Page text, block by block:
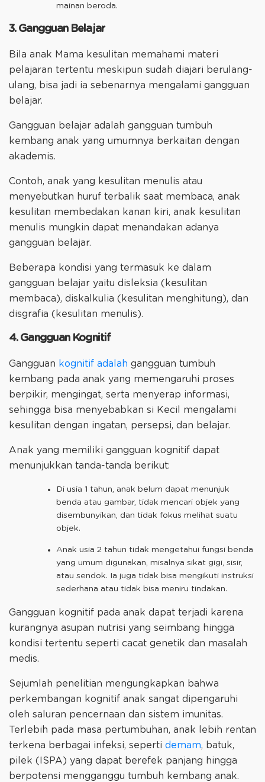
mainan beroda.
3. Gangguan Belajar
Bila anak Mama kesulitan memahami materi
pelajaran tertentu meskipun sudah diajari berulang-
ulang, bisa jadi ia sebenarnya mengalami gangguan
belajar.
Gangguan belajar adalah gangguan tumbuh
kembang anak yang umumnya berkaitan dengan
akademis.
Contoh, anak yang kesulitan menulis atau
menyebutkan huruf terbalik saat membaca, anak
kesulitan membedakan kanan kiri, anak kesulitan
menulis mungkin dapat menandakan adanya
gangguan belajar.
Beberapa kondisi yang termasuk ke dalam
gangguan belajar yaitu disleksia (kesulitan
membaca), diskalkulia (kesulitan menghitung), dan
disgrafia (kesulitan menulis).
4. Gangguan Kognitif
Gangguan kognitif adalah gangguan tumbuh
kembang pada anak yang memengaruhi proses
berpikir, mengingat, serta menyerap informasi,
sehingga bisa menyebabkan si Kecil mengalami
kesulitan dengan ingatan, persepsi, dan belajar.
Anak yang memiliki gangguan kognitif dapat
menunjukkan tanda-tanda berikut:
Di usia 1 tahun, anak belum dapat menunjuk
benda atau gambar, tidak mencari objek yang
disembunyikan, dan tidak fokus melihat suatu
objek.
Anak usia 2 tahun tidak mengetahui fungsi benda
yang umum digunakan, misalnya sikat gigi, sisir,
atau sendok. Ia juga tidak bisa mengikuti instruksi
sederhana atau tidak bisa meniru tindakan.
Gangguan kognitif pada anak dapat terjadi karena
kurangnya asupan nutrisi yang seimbang hingga
kondisi tertentu seperti cacat genetik dan masalah
medis.
Sejumlah penelitian mengungkapkan bahwa
perkembangan kognitif anak sangat dipengaruhi
oleh saluran pencernaan dan sistem imunitas.
Terlebih pada masa pertumbuhan, anak lebih rentan
terkena berbagai infeksi, seperti demam, batuk,
pilek (ISPA) yang dapat berefek panjang hingga
berpotensi mengganggu tumbuh kembang anak.